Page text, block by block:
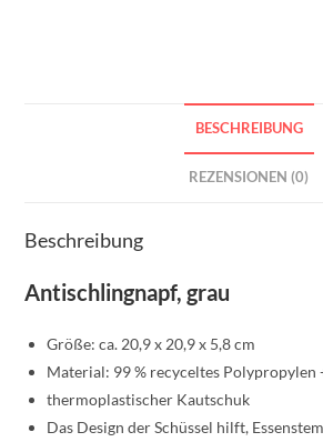
BESCHREIBUNG
REZENSIONEN (0)
Beschreibung
Antischlingnapf, grau
Größe: ca. 20,9 x 20,9 x 5,8 cm
Material: 99 % recyceltes Polypropylen
thermoplastischer Kautschuk
Das Design der Schüssel hilft,